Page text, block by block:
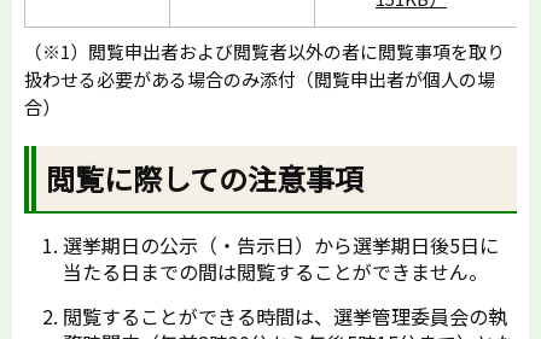
（※1）閲覧申出者および閲覧者以外の者に閲覧事項を取り
扱わせる必要がある場合のみ添付（閲覧申出者が個人の場
合）
閲覧に際しての注意事項
選挙期日の公示（・告示日）から選挙期日後5日に
当たる日までの間は閲覧することができません。
閲覧することができる時間は、選挙管理委員会の執